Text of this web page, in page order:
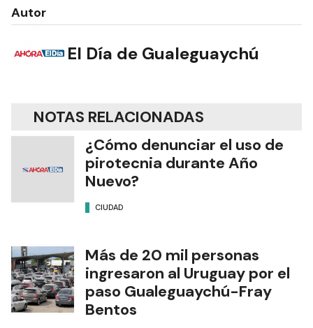
Autor
El Día de Gualeguaychú
NOTAS RELACIONADAS
¿Cómo denunciar el uso de
pirotecnia durante Año
Nuevo?
CIUDAD
Más de 20 mil personas
ingresaron al Uruguay por el
paso Gualeguaychú-Fray
Bentos